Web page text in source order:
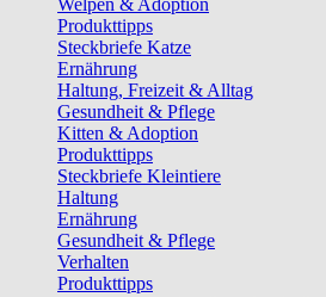
Welpen & Adoption
Produkttipps
Steckbriefe Katze
Ernährung
Haltung, Freizeit & Alltag
Gesundheit & Pflege
Kitten & Adoption
Produkttipps
Steckbriefe Kleintiere
Haltung
Ernährung
Gesundheit & Pflege
Verhalten
Produkttipps